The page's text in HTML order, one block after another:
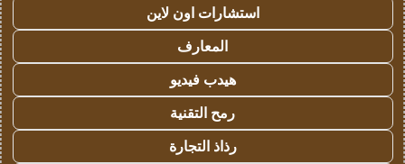
استشارات اون لاين
المعارف
هيدب فيديو
رمح التقنية
رذاذ التجارة